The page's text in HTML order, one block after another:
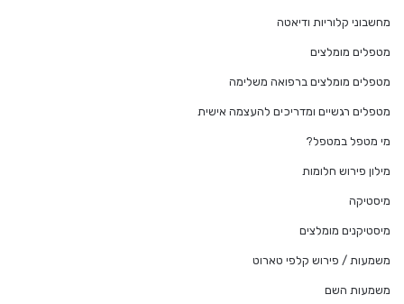
מחשבוני קלוריות ודיאטה
מטפלים מומלצים
מטפלים מומלצים ברפואה משלימה
מטפלים רגשיים ומדריכים להעצמה אישית
מי מטפל במטפל?
מילון פירוש חלומות
מיסטיקה
מיסטיקנים מומלצים
משמעות / פירוש קלפי טארוט
משמעות השם